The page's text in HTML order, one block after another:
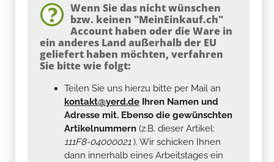
Wenn Sie das nicht wünschen
bzw. keinen "MeinEinkauf.ch"
Account haben oder die Ware in
ein anderes Land außerhalb der EU
geliefert haben möchten, verfahren
Sie bitte wie folgt:
Teilen Sie uns hierzu bitte per Mail an
kontakt@yerd.de Ihren Namen und
Adresse mit. Ebenso die gewünschten
Artikelnummern (z.B. dieser Artikel:
111F8-04000021). Wir schicken Ihnen
dann innerhalb eines Arbeitstages ein